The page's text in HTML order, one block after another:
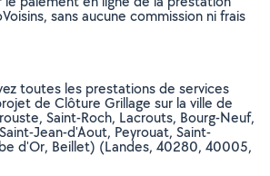
sans aucune commission ni frais
toutes les prestations de services
de Clôture Grillage sur la ville de
Saint-Roch, Lacrouts, Bourg-Neuf,
Jean-d'Aout, Peyrouat, Saint-
d'Or, Beillet) (Landes, 40280, 40005,